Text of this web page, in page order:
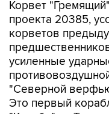
корветов
усиленные
"Северной
Это первый
"Калибр" на